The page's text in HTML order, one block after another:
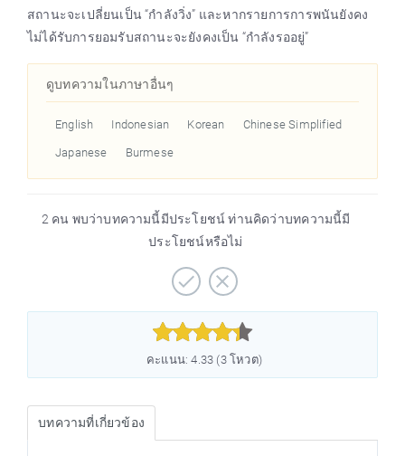
สถานะจะเปลี่ยนเป็น “กำลังวิ่ง” และหากรายการการพนันยังคง
ไม่ได้รับการยอมรับสถานะจะยังคงเป็น “กำลังรออยู่”
ดูบทความในภาษาอื่นๆ
English Indonesian Korean Chinese Simplified
Japanese Burmese
2 คน พบว่าบทความนี้มีประโยชน์ ท่านคิดว่าบทความนี้มี
ประโยชน์หรือไม่



คะแนน: 4.33 (3 โหวต)
บทความที่เกี่ยวข้อง